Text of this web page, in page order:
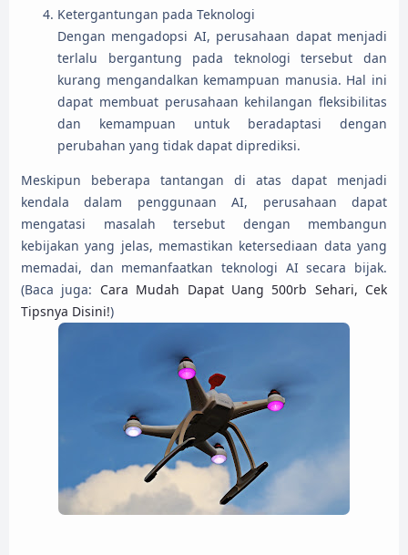
Ketergantungan pada Teknologi
Dengan mengadopsi AI, perusahaan dapat menjadi
terlalu bergantung pada teknologi tersebut dan
kurang mengandalkan kemampuan manusia. Hal ini
dapat membuat perusahaan kehilangan fleksibilitas
dan kemampuan untuk beradaptasi dengan
perubahan yang tidak dapat diprediksi.
Meskipun beberapa tantangan di atas dapat menjadi
kendala dalam penggunaan AI, perusahaan dapat
mengatasi masalah tersebut dengan membangun
kebijakan yang jelas, memastikan ketersediaan data yang
memadai, dan memanfaatkan teknologi AI secara bijak.
(Baca juga: Cara Mudah Dapat Uang 500rb Sehari, Cek
Tipsnya Disini!)